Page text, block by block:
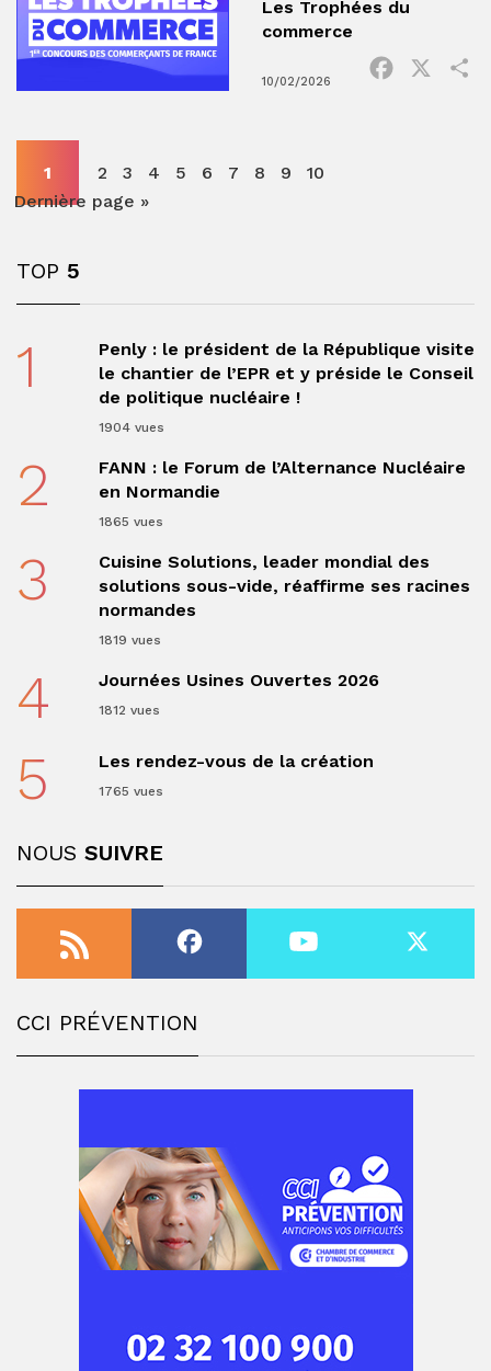
Les Trophées du
commerce
10/02/2026
Facebook
1 2 3 4 5 6 7 8 9
10
Dernière page »
TOP 5
1
Penly : le président de la République visite
le chantier de l’EPR et y préside le Conseil
de politique nucléaire !
1904 vues
2
FANN : le Forum de l’Alternance Nucléaire
en Normandie
1865 vues
3
Cuisine Solutions, leader mondial des
solutions sous-vide, réaffirme ses racines
normandes
1819 vues
4 Journées Usines Ouvertes 2026
1812 vues
5 Les rendez-vous de la création
1765 vues
NOUS SUIVRE
CCI PRÉVENTION